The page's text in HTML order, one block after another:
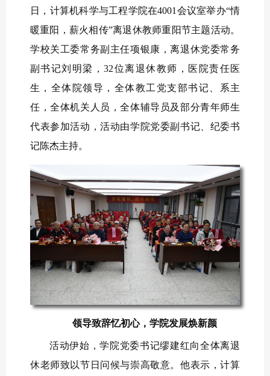
日，计算机科学与工程学院在4001会议室举办“情
暖重阳，薪火相传”离退休教师重阳节主题活动。
学校关工委常务副主任项银康，离退休党委常务
副书记刘明梁，32位离退休教师，医院责任医
生，全体院领导，全体教工党支部书记、系主
任，全体机关人员，全体辅导员及部分青年师生
代表参加活动，活动由学院党委副书记、纪委书
记陈杰主持。
领导致辞忆初心，学院发展焕新颜
活动伊始，学院党委书记缪建红向全体离退
休老师致以节日问候与崇高敬意。他表示，计算